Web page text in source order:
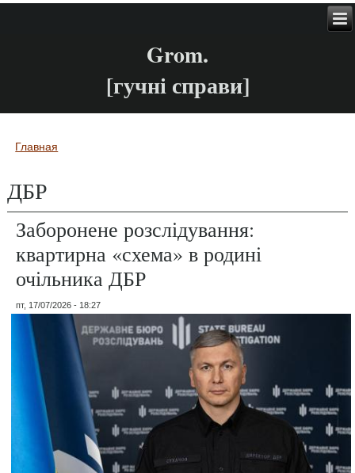
Grom.
[гучні справи]
Вы здесь
Главная
ДБР
Заборонене розслідування:
квартирна «схема» в родині
очільника ДБР
пт, 17/07/2026 - 18:27